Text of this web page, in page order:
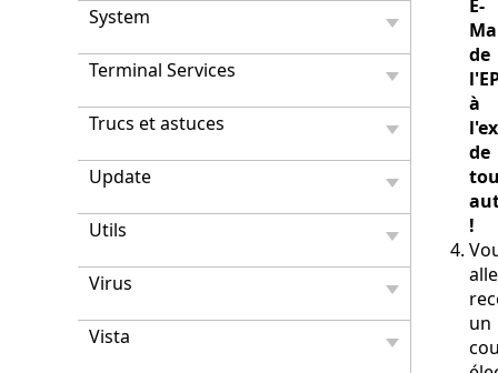
System
Terminal Services
Trucs et astuces
Update
Utils
Virus
Vista
E-
de
à
de
!
un